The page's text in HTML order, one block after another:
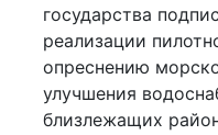
государства
реализации
опреснению
улучшения
близлежащих